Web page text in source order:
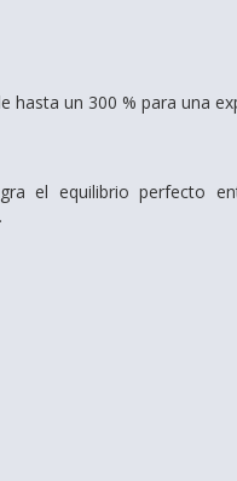
un 300 % para una
el equilibrio perfecto